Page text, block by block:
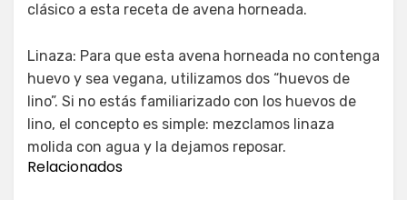
clásico a esta receta de avena horneada.
Linaza: Para que esta avena horneada no contenga
huevo y sea vegana, utilizamos dos “huevos de
lino”. Si no estás familiarizado con los huevos de
lino, el concepto es simple: mezclamos linaza
molida con agua y la dejamos reposar.
Relacionados